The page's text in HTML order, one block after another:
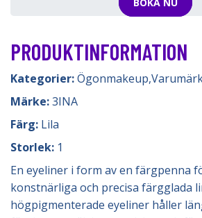
PRODUKTINFORMATION
Kategorier:Ögonmakeup,
Märke:3INA
Färg: Lila
Storlek: 1
En eyeliner i form av en färgpenna
konstnärliga och precisa färgglada
högpigmenterade eyeliner håller